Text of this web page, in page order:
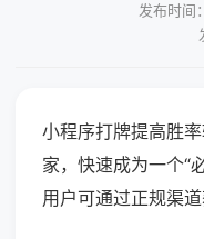
发布时间
小程序打牌提高胜
家，快速成为一个“
用户可通过正规渠道